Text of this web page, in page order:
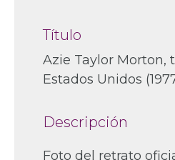
Título
Azie Taylor Morton,
Estados Unidos
Descripción
Foto del retrato